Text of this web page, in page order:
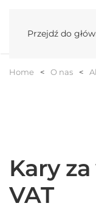
Przejdź do
Home O nas
Kary
VAT